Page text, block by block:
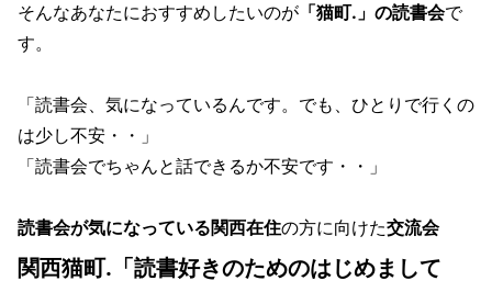
そんなあなたにおすすめしたいのが 「猫町.」の読書会で
す。
「読書会、気になっているんです。でも、ひとりで行くの
は少し不安・・」
「読書会でちゃんと話できるか不安です・・」
読書会が気になっている関西在住の方に向けた交流会
関西猫町.「読書好きのためのはじめまして